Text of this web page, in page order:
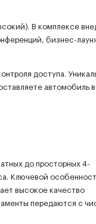
В комплексе
бизнес-
доступа.
автомобиль в
до просторных 4-
Ключевой
высокое качество
передаются с